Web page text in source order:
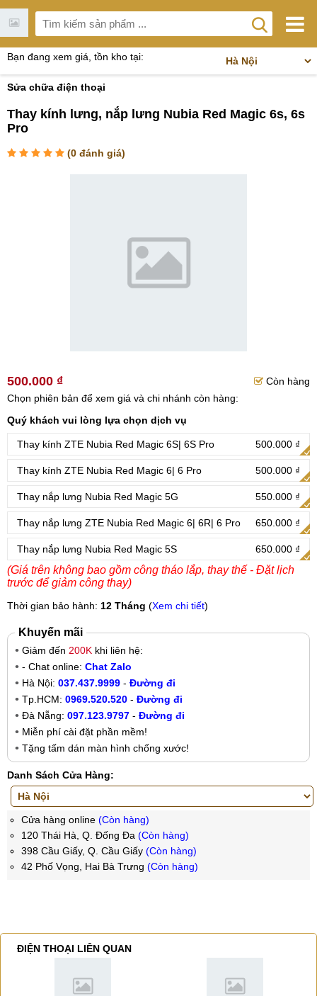
Bạn đang xem giá, tồn kho tại:
Sửa chữa điện thoại
Thay kính lưng, nắp lưng Nubia Red Magic 6s, 6s
Pro
(0 đánh giá)
500.000 ₫
Còn hàng
Chọn phiên bản để xem giá và chi nhánh còn hàng:
Quý khách vui lòng lựa chọn dịch vụ
Thay kính ZTE Nubia Red Magic 6S| 6S Pro 500.000 ₫
Thay kính ZTE Nubia Red Magic 6| 6 Pro 500.000 ₫
Thay nắp lưng Nubia Red Magic 5G 550.000 ₫
Thay nắp lưng ZTE Nubia Red Magic 6| 6R| 6 Pro 650.000 ₫
Thay nắp lưng Nubia Red Magic 5S 650.000 ₫
(Giá trên không bao gồm công tháo lắp, thay thế - Đặt lịch
trước để giảm công thay)
Thời gian bảo hành: 12 Tháng (Xem chi tiết)
Khuyến mãi
Giảm đến 200K khi liên hệ:
- Chat online: Chat Zalo
Hà Nội: 037.437.9999 - Đường đi
Tp.HCM: 0969.520.520 - Đường đi
Đà Nẵng: 097.123.9797 - Đường đi
Miễn phí cài đặt phần mềm!
Tặng tấm dán màn hình chống xước!
Danh Sách Cửa Hàng:
Cửa hàng online (Còn hàng)
120 Thái Hà, Q. Đống Đa (Còn hàng)
398 Cầu Giấy, Q. Cầu Giấy (Còn hàng)
42 Phố Vọng, Hai Bà Trưng (Còn hàng)
ĐIỆN THOẠI LIÊN QUAN